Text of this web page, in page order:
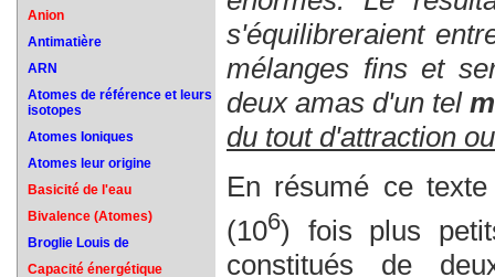
Anion
Antimatière
ARN
Atomes de référence et leurs
isotopes
Atomes Ioniques
Atomes leur origine
Basicité de l'eau
Bivalence (Atomes)
Broglie Louis de
Capacité énergétique
s'équilibreraient
mélanges fins et
deux amas d'un tel
du tout d'attraction
En résumé ce
(106) fois plus
constitués de